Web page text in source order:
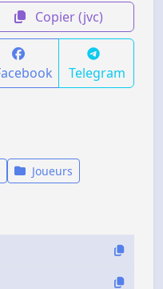
Copier (jvc)
Telegram
Joueurs